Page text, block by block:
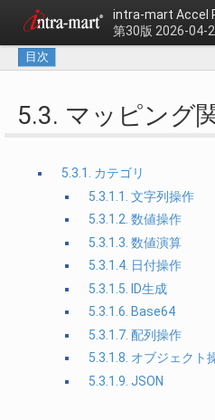
intra-mart Accel
第30版 2026-04-
目次
5.3. マッピング
5.3.1. カテゴリ
5.3.1.1. 文字列操作
5.3.1.2. 数値操作
5.3.1.3. 数値演算
5.3.1.4. 日付操作
5.3.1.5. ID生成
5.3.1.6. Base64
5.3.1.7. 配列操作
5.3.1.8. オブジェクト
5.3.1.9. JSON